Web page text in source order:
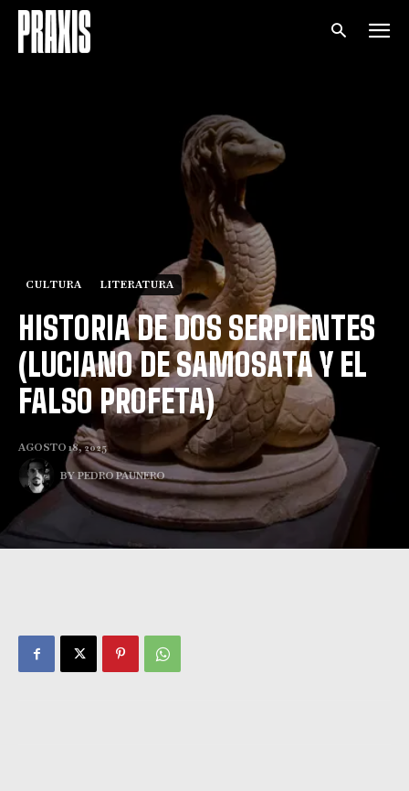
CULTURA LITERATURA
HISTORIA DE DOS SERPIENTES
(LUCIANO DE SAMOSATA Y EL
FALSO PROFETA)
AGOSTO 18, 2025
BY PEDRO PAUNERO